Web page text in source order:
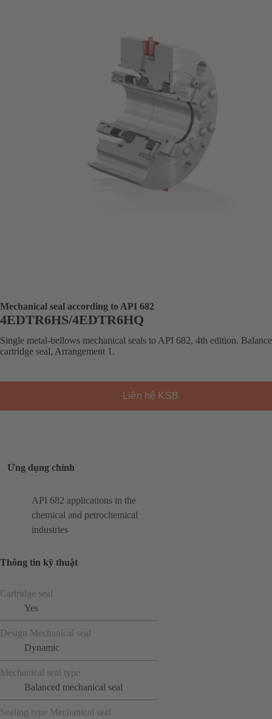
Mechanical seal according to API 682
4EDTR6HS/4EDTR6HQ
Single metal-bellows mechanical seals to API 682, 4th edition.
cartridge seal, Arrangement 1.
Liên hệ KSB
Ứng dụng chính
API 682 applications in the
chemical and petrochemical
industries
Thông tin kỹ thuật
Cartridge seal
Yes
Design Mechanical seal
Dynamic
Mechanical seal type
Balanced mechanical seal
Sealing type Mechanical seal